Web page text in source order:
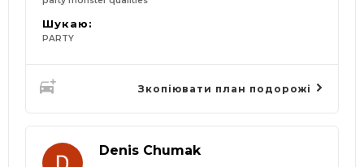
Шукаю:
PARTY
Зкопіювати план подорожі
Denis Chumak